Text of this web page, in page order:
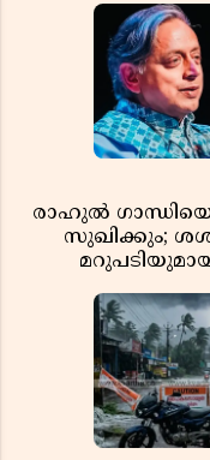
രാഹുൽ
സുഖിക്കും;